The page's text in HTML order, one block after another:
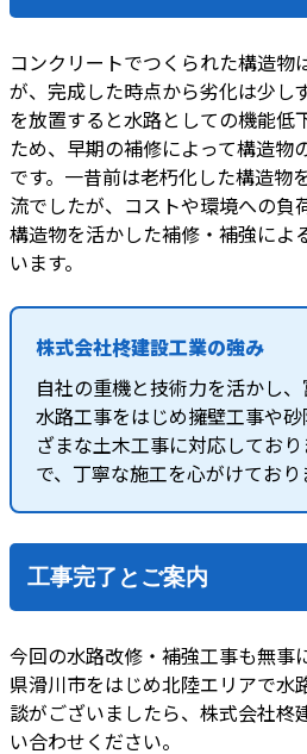
コンクリートでつくられた構造物
が、完成した時点から劣化は少し
を放置すると水路としての機能低
ため、早期の補修によって構造物
です。一昔前は老朽化した構造物
流でしたが、コストや環境への負
構造物を活かした補修・補強によ
います。
株式会社柊建設工業の強み
自社の重機と技術力を活かし
水路工事をはじめ擁壁工事や
ざまな土木工事に対応してお
で、丁寧な施工を心がけており
工事完了とご案内
今回の水路改修・補強工事も無事
県滑川市をはじめ北陸エリアで水
談がございましたら、株式会社柊
い合わせください。